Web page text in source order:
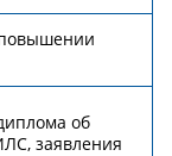
об
заявления